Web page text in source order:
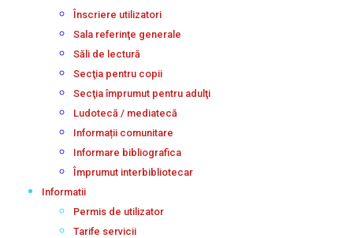
Înscriere utilizatori
Sala referinţe generale
Săli de lectură
Secţia pentru copii
Secţia împrumut pentru adulţi
Ludotecă / mediatecă
Informații comunitare
Informare bibliografica
Împrumut interbibliotecar
Informatii
Permis de utilizator
Tarife servicii